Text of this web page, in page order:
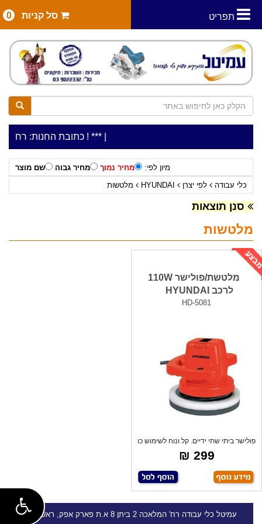
תפריט סל קניות 0
***כתובת החנות: רח' המלאכה 2, ביתן 8 (כניסה מרח' עמל 5) ***כלי עבודה להשכרה בתעריף יומי משתלם ! ***
מיון לפי: מחיר נמוך מחיר גבוה
שם מוצר
כלי עבודה
לפי יצרן HYUNDAI מלטשות
סנן תוצאות
מלטשות
מלטשת/פולישר 110W
לרכב HYUNDAI
HD-5081
פולישר ביתי שתי ידיים. קל ונוח לשימוש כו
299 ₪
עמיטל כלי עבודה רח' המלאכה 2 ביתן 8 א.ת פארק אפק, ראש העין